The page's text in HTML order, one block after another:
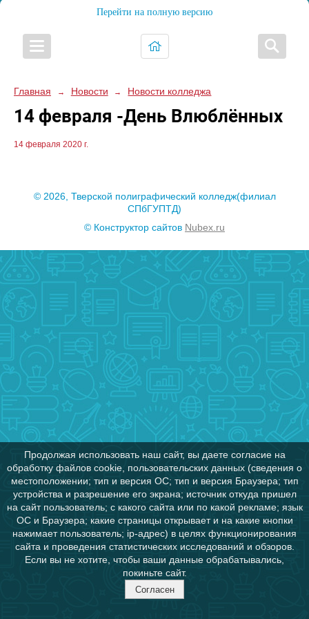
Перейти на полную версию
Главная → Новости → Новости колледжа
14 февраля -День Влюблённых
14 февраля 2020 г.
© 2026, Тверской полиграфический колледж(филиал
СПбГУПТД)
© Конструктор сайтов Nubex.ru
Продолжая использовать наш сайт, вы даете согласие на
обработку файлов cookie, пользовательских данных (сведения о
местоположении; тип и версия ОС; тип и версия Браузера; тип
устройства и разрешение его экрана; источник откуда пришел
на сайт пользователь; с какого сайта или по какой рекламе; язык
ОС и Браузера; какие страницы открывает и на какие кнопки
нажимает пользователь; ip-адрес) в целях функционирования
сайта и проведения статистических исследований и обзоров.
Если вы не хотите, чтобы ваши данные обрабатывались,
покиньте сайт.
Согласен